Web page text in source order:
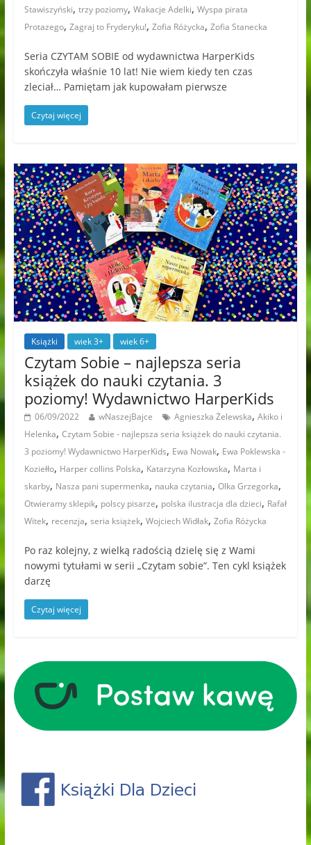
Stawiszyński, trzy poziomy, Wakacje Adelki, Wyspa pirata
Protazego, Zagraj to Fryderyku!, Zofia Różycka, Zofia Stanecka
Seria CZYTAM SOBIE od wydawnictwa HarperKids
skończyła właśnie 10 lat! Nie wiem kiedy ten czas
zleciał… Pamiętam jak kupowałam pierwsze
Czytaj więcej
Książki wiek 3+ wiek 6+
Czytam Sobie – najlepsza seria
książek do nauki czytania. 3
poziomy! Wydawnictwo HarperKids
06/09/2022 wNaszejBajce Agnieszka Żelewska, Akiko i
Helenka, Czytam Sobie - najlepsza seria książek do nauki czytania.
3 poziomy! Wydawnictwo HarperKids, Ewa Nowak, Ewa Poklewska -
Koziełło, Harper collins Polska, Katarzyna Kozłowska, Marta i
skarby, Nasza pani supermenka, nauka czytania, Olka Grzegorka,
Otwieramy sklepik, polscy pisarze, polska ilustracja dla dzieci, Rafał
Witek, recenzja, seria książek, Wojciech Widłak, Zofia Różycka
Po raz kolejny, z wielką radością dzielę się z Wami
nowymi tytułami w serii „Czytam sobie”. Ten cykl książek
darzę
Czytaj więcej